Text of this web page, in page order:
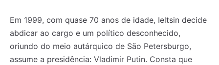
Em 1999, com quase 70 anos de idade, Ieltsin decide
abdicar ao cargo e um político desconhecido,
oriundo do meio autárquico de São Petersburgo,
assume a presidência: Vladimir Putin. Consta que